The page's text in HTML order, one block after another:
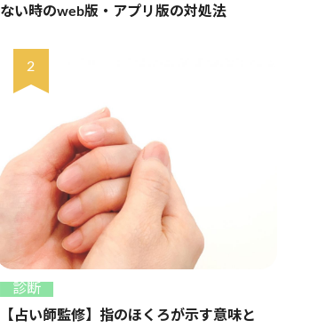
ない時のweb版・アプリ版の対処法
診断
【占い師監修】指のほくろが示す意味と